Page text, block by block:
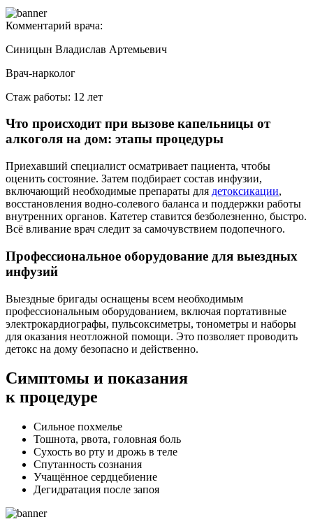
Комментарий врача:
Синицын Владислав Артемьевич
Врач-нарколог
Стаж работы: 12 лет
Что происходит при вызове капельницы от
алкоголя на дом: этапы процедуры
Приехавший специалист осматривает пациента, чтобы
оценить состояние. Затем подбирает состав инфузии,
включающий необходимые препараты для детоксикации,
восстановления водно-солевого баланса и поддержки работы
внутренних органов. Катетер ставится безболезненно, быстро.
Всё вливание врач следит за самочувствием подопечного.
Профессиональное оборудование для выездных
инфузий
Выездные бригады оснащены всем необходимым
профессиональным оборудованием, включая портативные
электрокардиографы, пульсоксиметры, тонометры и наборы
для оказания неотложной помощи. Это позволяет проводить
детокс на дому безопасно и действенно.
Симптомы и показания
к процедуре
Сильное похмелье
Тошнота, рвота, головная боль
Сухость во рту и дрожь в теле
Спутанность сознания
Учащённое сердцебиение
Дегидратация после запоя